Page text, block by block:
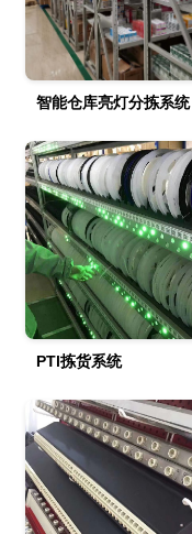
智能仓库亮灯分拣系统
PTl拣货系统